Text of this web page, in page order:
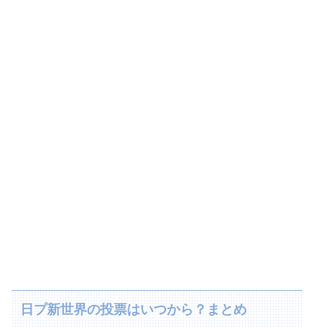
日プ新世界の投票はいつから？まとめ